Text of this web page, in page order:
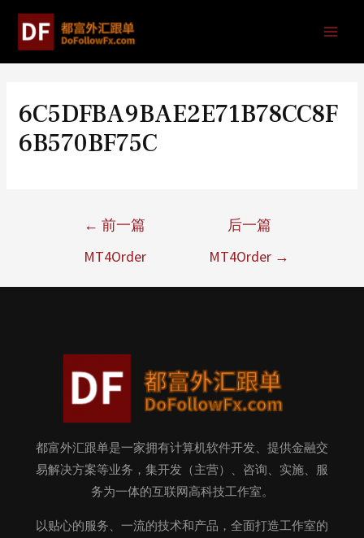
6C5DFBA9BAE2E71B78CC8F
6B570BF75C
← 前一篇
MT4Order
后一篇
MT4Order →
都富外汇跟单是一家拥有计算机软件开发、提供金融交
易解决方案等业务，集开发（主营）、咨询、实施、服
务为一体的互联网高科技工作室。
以贴心的服务、一流的技术和产品，全面打造工作室的